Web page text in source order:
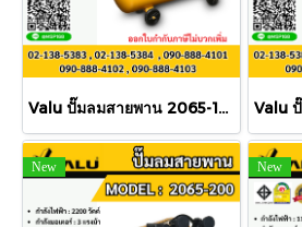
Valu ปั๊มลมสายพาน 2065-150 150L 3HP
New New